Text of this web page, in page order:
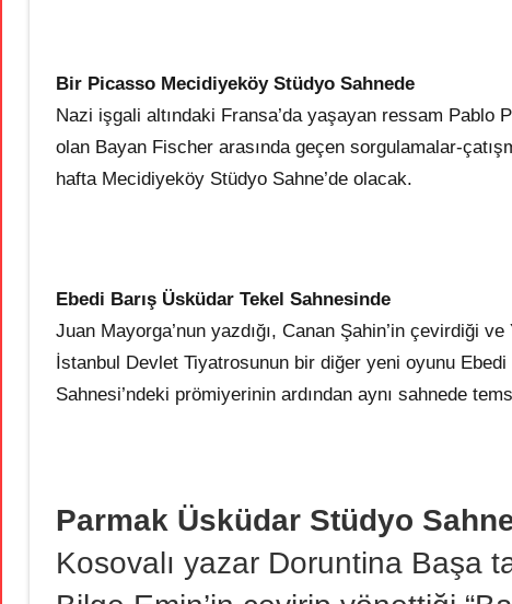
Bir Picasso Mecidiyeköy Stüdyo Sahnede
Nazi işgali altındaki Fransa’da yaşayan ressam Pablo
olan Bayan Fischer arasında geçen sorgulamalar-
hafta Mecidiyeköy Stüdyo Sahne’de olacak.
Ebedi Barış Üsküdar Tekel Sahnesinde
Juan Mayorga’nun yazdığı, Canan Şahin’in çevirdiği
İstanbul Devlet Tiyatrosunun bir diğer yeni oyunu
Sahnesi’ndeki prömiyerinin ardından aynı sahnede
Parmak Üsküdar Stüdyo
Kosovalı yazar Doruntina Başa